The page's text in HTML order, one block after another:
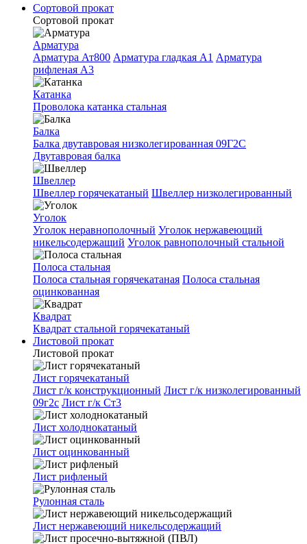
Сортовой прокат
Сортовой прокат
Арматура
Арматура Ат800 Арматура гладкая A1 Арматура
рифленая A3
Катанка
Проволока катанка стальная
Балка
Балка двутавровая низколегированная 09Г2С
Двутавровая балка
Швеллер
Швеллер горячекатаный Швеллер низколегированный
Уголок
Уголок неравнополочный Уголок нержавеющий
никельсодержащий Уголок равнополочный стальной
Полоса стальная
Полоса стальная горячекатаная Полоса стальная
оцинкованная
Квадрат
Квадрат стальной горячекатаный
Листовой прокат
Листовой прокат
Лист горячекатаный
Лист г/к конструкционный Лист г/к низколегированный
09г2с Лист г/к Ст3
Лист холоднокатаный
Лист оцинкованный
Лист рифленый
Рулонная сталь
Лист нержавеющий никельсодержащий